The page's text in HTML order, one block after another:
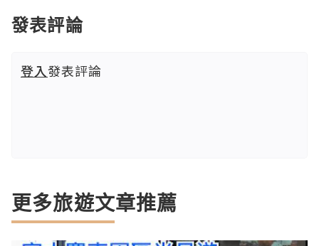
發表評論
登入發表評論
更多旅遊文章推薦